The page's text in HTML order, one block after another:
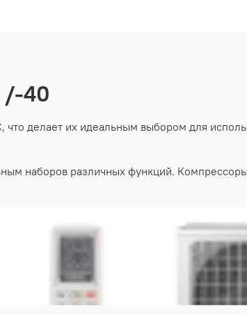
/-40
делает их идеальным выбором для
наборов различных функций.